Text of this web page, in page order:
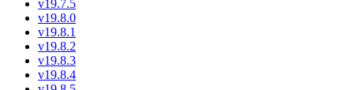
v19.7.5
v19.8.0
v19.8.1
v19.8.2
v19.8.3
v19.8.4